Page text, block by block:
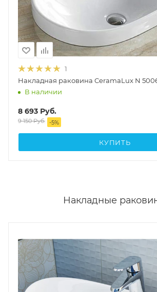
1
Накладная раковина CeramaLux N
В наличии
8 693 Руб.
9 150Руб. -5%
КУПИТЬ
Накладные